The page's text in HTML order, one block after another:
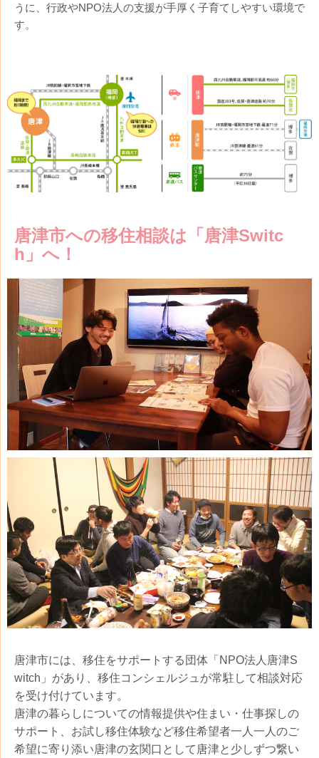
うに、行政やNPO法人の支援が手厚く子育てしやすい環境で
す。
唐津市への移住相談は「唐津Switc
h 」へ！
唐津市には、移住をサポートする団体「NPO法人唐津S
witch」があり、移住コンシェルジュが常駐して相談対応
を受け付けています。
唐津の暮らしについての情報提供や住まい・仕事探しの
サポート、 お試し移住体験など移住希望者一人一人のご
希望に寄り添い唐津の玄関口 として唐津と少しずつ繋い